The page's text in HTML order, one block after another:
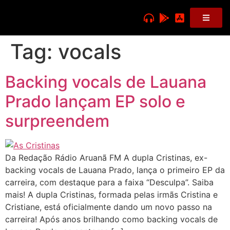
Tag: vocals
Backing vocals de Lauana
Prado lançam EP solo e
surpreendem
Da Redação Rádio Aruanã FM A dupla Cristinas, ex-
backing vocals de Lauana Prado, lança o primeiro EP da
carreira, com destaque para a faixa “Desculpa”. Saiba
mais! A dupla Cristinas, formada pelas irmãs Cristina e
Cristiane, está oficialmente dando um novo passo na
carreira! Após anos brilhando como backing vocals de